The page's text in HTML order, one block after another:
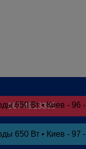
067 4913385
в Telegram